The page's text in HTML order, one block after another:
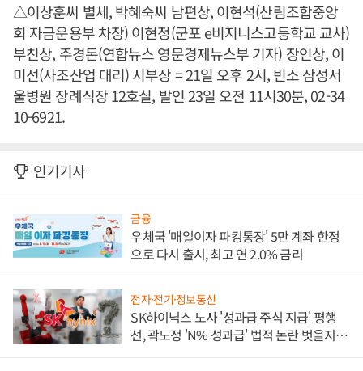
△이상훈씨 별세, 박혜숙씨 남편상, 이현석(산림조합중앙
회 자금운용부 차장) 이현정(군포 e비지니스고등학교 교사)
부친상, 주경돈(연합뉴스 영문경제뉴스부 기자) 장인상, 이
미선(사조산업 대리) 시부상 = 21일 오후 2시, 빈소 삼성서
울병원 장례식장 12호실, 발인 23일 오전 11시30분, 02-34
10-6921.
인기기사
금융
우체국 '매일이자 파킹통장' 5만 계좌 한정
으로 다시 출시, 최고 연 2.0% 금리
전자·전기·정보통신
SK하이닉스 노사 '성과급 주식 지급' 평행
선, 곽노정 'N% 성과급' 법적 논란 벗을지 주